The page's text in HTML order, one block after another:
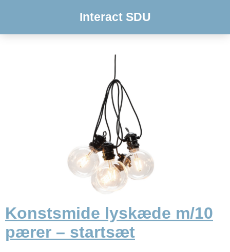
Interact SDU
Konstsmide lyskæde m/10
pærer – startsæt